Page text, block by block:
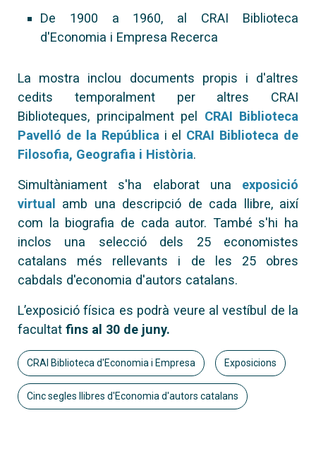
De 1900 a 1960, al CRAI Biblioteca
d'Economia i Empresa Recerca
La mostra inclou documents propis i d'altres
cedits temporalment per altres CRAI
Biblioteques, principalment pel CRAI Biblioteca
Pavelló de la República i el CRAI Biblioteca de
Filosofia, Geografia i Història.
Simultàniament s'ha elaborat una exposició
virtual amb una descripció de cada llibre, així
com la biografia de cada autor. També s'hi ha
inclos una selecció dels 25 economistes
catalans més rellevants i de les 25 obres
cabdals d'economia d'autors catalans.
L’exposició física es podrà veure al vestíbul de la
facultat fins al 30 de juny.
CRAI Biblioteca d'Economia i Empresa Exposicions
Cinc segles llibres d'Economia d'autors catalans